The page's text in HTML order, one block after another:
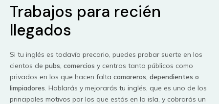
Trabajos para recién
llegados
Si tu inglés es todavía precario, puedes probar suerte en los
cientos de pubs, comercios y centros tanto públicos como
privados en los que hacen falta camareros, dependientes o
limpiadores . Hablarás y mejorarás tu inglés, que es uno de los
principales motivos por los que estás en la isla, y cobrarás un